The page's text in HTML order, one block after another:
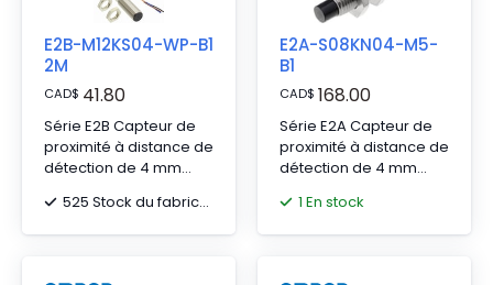
E2B-M12KS04-WP-B1
2M
CAD$ 41.80
Série E2B Capteur de
proximité à distance de
détection de 4 mm
de polyvinyle (PVC) de
2 m
525 Stock du fabricant
E2A-S08KN04-M5-
B1
CAD$ 168.00
Série E2A Capteur de
proximité à distance de
détection de 4 mm
3 broches
1 En stock